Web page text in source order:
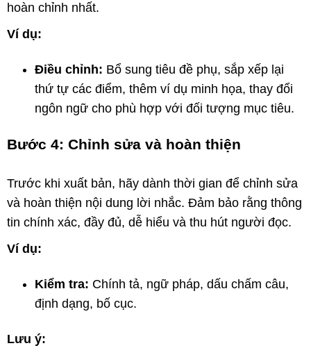
hoàn chỉnh nhất.
Ví dụ:
Điều chỉnh: Bổ sung tiêu đề phụ, sắp xếp lại
thứ tự các điểm, thêm ví dụ minh họa, thay đổi
ngôn ngữ cho phù hợp với đối tượng mục tiêu.
Bước 4: Chỉnh sửa và hoàn thiện
Trước khi xuất bản, hãy dành thời gian để chỉnh sửa
và hoàn thiện nội dung lời nhắc. Đảm bảo rằng thông
tin chính xác, đầy đủ, dễ hiểu và thu hút người đọc.
Ví dụ:
Kiểm tra: Chính tả, ngữ pháp, dấu chấm câu,
định dạng, bố cục.
Lưu ý: